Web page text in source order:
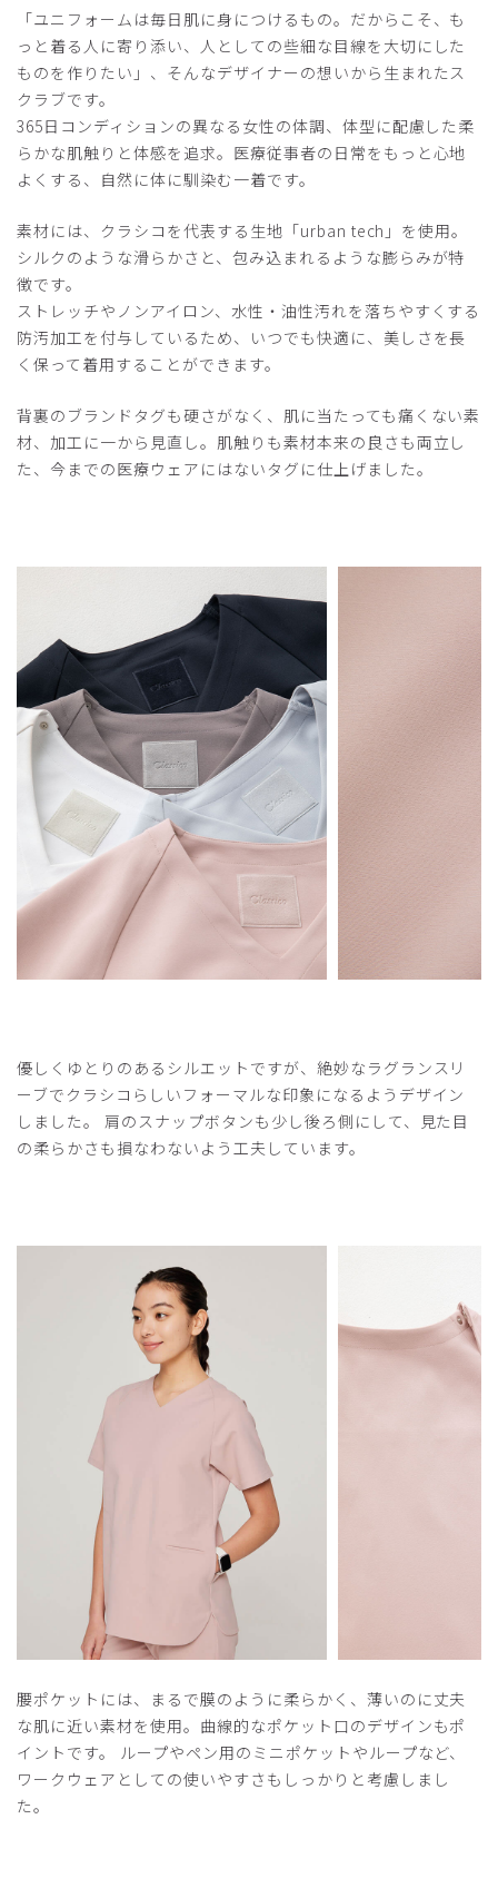
小さめ
大きめ
ストレッチ感 よく伸びる
伸びない
厚さとても薄い 厚い
スクラブは首回りの空き具合、そで口の空きが気になるとこ
ろでしたが、サイズ感がとても良い。生地は張りがあって厚
手、透けません。ポケットが胸にないけど、オーガナイザー
を使えば問題ないし、腰まわりにあるのも新鮮です。何よ
り、色味がお気に入りです。
ベビーピンク/S
sami様
購入確認済み
年齢:50代 身長: 151-155cm 体重: 46-50kg
役に立った 2
購入確認済み
年齢: 50代 身長: 156-160cm 体重: 56-60kg
デザインがオシャレでかつ、着心地が良いです。
商品：
O12レディース:アーバンプルオーバースクラブ/
ベビーピンク/M
役に立った 0
ご購入者様
2025-04-01
るといいかな。
O12レディース:アーバンプルオーバースクラブ/
0
「ユニフォームは毎日肌に身につけるもの。だからこそ、も
っと着る人に寄り添い、人としての些細な目線を大切にした
ものを作りたい」、そんなデザイナーの想いから生まれたス
クラブです。
365日コンディションの異なる女性の体調、体型に配慮した柔
らかな肌触りと体感を追求。医療従事者の日常をもっと心地
よくする、自然に体に馴染む一着です。
素材には、クラシコを代表する生地「urban tech」を使用。
シルクのような滑らかさと、包み込まれるような膨らみが特
徴です。
ストレッチやノンアイロン、水性・油性汚れを落ちやすくする
防汚加工を付与しているため、いつでも快適に、美しさを長
く保って着用することができます。
背裏のブランドタグも硬さがなく、肌に当たっても痛くない素
材、加工に一から見直し。肌触りも素材本来の良さも両立し
た、今までの医療ウェアにはないタグに仕上げました。
優しくゆとりのあるシルエットですが、絶妙なラグランスリ
ーブでクラシコらしいフォーマルな印象になるようデザイン
しました。 肩のスナップボタンも少し後ろ側にして、見た目
の柔らかさも損なわないよう工夫しています。
腰ポケットには、まるで膜のように柔らかく、薄いのに丈夫
な肌に近い素材を使用。曲線的なポケット口のデザインもポ
イントです。 ループやペン用のミニポケットやループなど、
ワークウェアとしての使いやすさもしっかりと考慮しまし
た。